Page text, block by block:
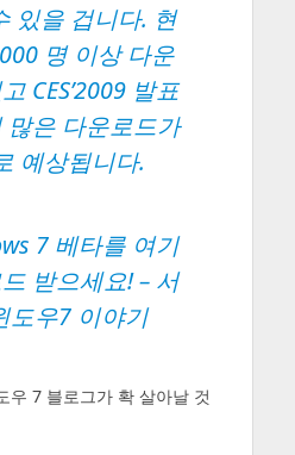
있을 겁니다. 현
명 이상 다운
CES’2009 발표
많은 다운로드가
예상됩니다.
7 베타를 여기
받으세요!– 서
도우7 이야기
우 7 블로그가 확 살아날 것